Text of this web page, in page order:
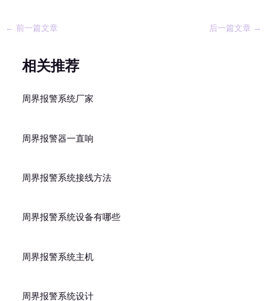
← 前一篇文章 后一篇文章 →
相关推荐
周界报警系统厂家
周界报警器一直响
周界报警系统接线方法
周界报警系统设备有哪些
周界报警系统主机
周界报警系统设计